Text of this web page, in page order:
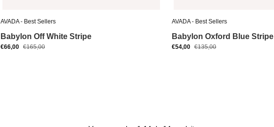
AVADA - Best Sellers
Babylon Off White Stripe
€66,00 €165,00
AVADA - Best Sellers
Babylon Oxford Blue Stripe
€54,00 €135,00